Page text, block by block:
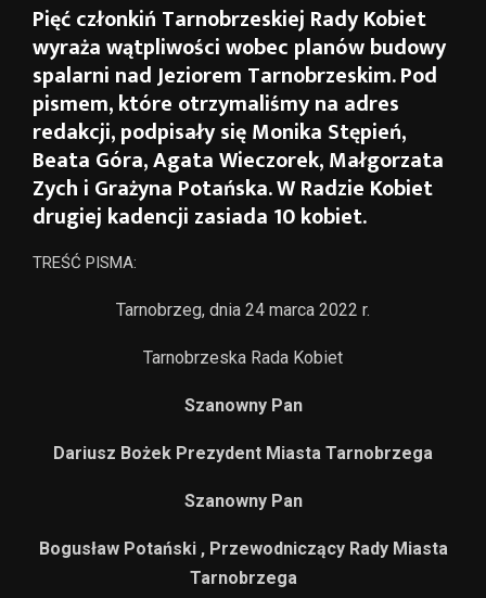
Pięć członkiń Tarnobrzeskiej Rady Kobiet
wyraża wątpliwości wobec planów budowy
spalarni nad Jeziorem Tarnobrzeskim. Pod
pismem, które otrzymaliśmy na adres
redakcji, podpisały się Monika Stępień,
Beata Góra, Agata Wieczorek, Małgorzata
Zych i Grażyna Potańska. W Radzie Kobiet
drugiej kadencji zasiada 10 kobiet.
TREŚĆ PISMA:
Tarnobrzeg, dnia 24 marca 2022 r.
Tarnobrzeska Rada Kobiet
Szanowny Pan
Dariusz Bożek Prezydent Miasta Tarnobrzega
Szanowny Pan
Bogusław Potański , Przewodniczący Rady Miasta
Tarnobrzega